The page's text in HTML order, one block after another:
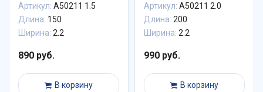
Артикул: A50211 1.5
Длина: 150
Ширина: 2.2
890 руб.
В корзину
Артикул: A50211 2.0
Длина: 200
Ширина: 2.2
990 руб.
В корзину